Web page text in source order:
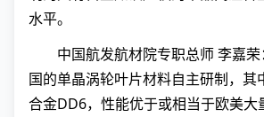
水平。
中国航发航材院专职总师 李嘉
国的单晶涡轮叶片材料自主研制，其
合金DD6，性能优于或相当于欧美大